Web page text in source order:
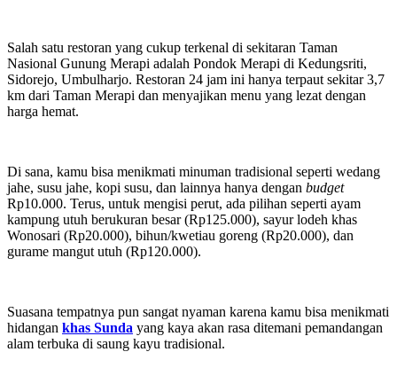
Salah satu restoran yang cukup terkenal di sekitaran Taman
Nasional Gunung Merapi adalah Pondok Merapi di Kedungsriti,
Sidorejo, Umbulharjo. Restoran 24 jam ini hanya terpaut sekitar 3,7
km dari Taman Merapi dan menyajikan menu yang lezat dengan
harga hemat.
Di sana, kamu bisa menikmati minuman tradisional seperti wedang
jahe, susu jahe, kopi susu, dan lainnya hanya dengan budget
Rp10.000. Terus, untuk mengisi perut, ada pilihan seperti ayam
kampung utuh berukuran besar (Rp125.000), sayur lodeh khas
Wonosari (Rp20.000), bihun/kwetiau goreng (Rp20.000), dan
gurame mangut utuh (Rp120.000).
Suasana tempatnya pun sangat nyaman karena kamu bisa menikmati
hidangan khas Sunda yang kaya akan rasa ditemani pemandangan
alam terbuka di saung kayu tradisional.